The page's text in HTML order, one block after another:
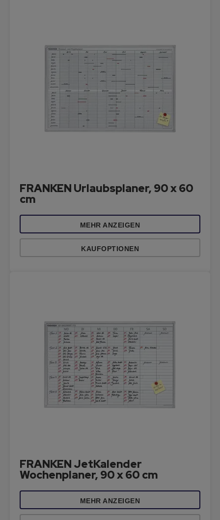
FRANKEN Urlaubsplaner, 90 x 60
cm
MEHR ANZEIGEN
KAUFOPTIONEN
FRANKEN JetKalender
Wochenplaner, 90 x 60 cm
MEHR ANZEIGEN